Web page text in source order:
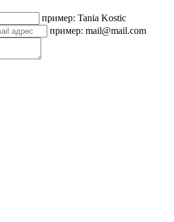
пример: Tania Kostic
пример: mail@mail.com